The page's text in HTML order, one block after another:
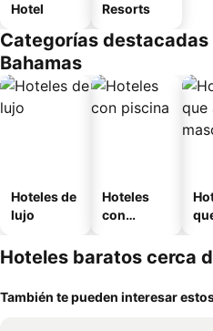
Hotel Resorts
Categorías destacadas
Bahamas
Hoteles de
lujo
Hoteles
con
Hoteles baratos cerca
También te pueden interesar